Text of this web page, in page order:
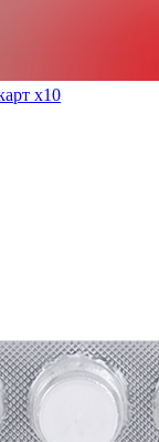
x10